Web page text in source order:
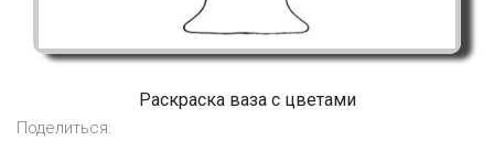
Раскраска ваза с цветами
Поделиться: